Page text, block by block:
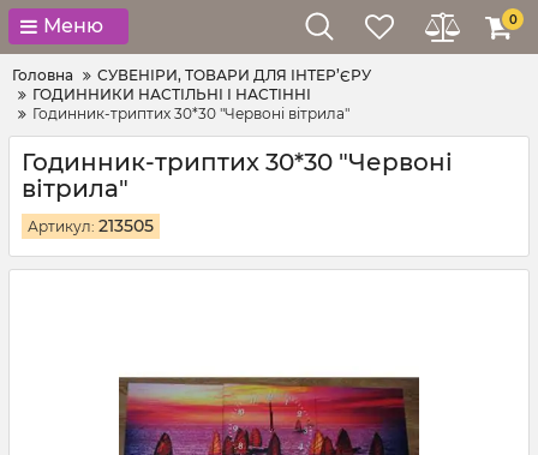
Меню 0
Головна
СУВЕНІРИ, ТОВАРИ ДЛЯ ІНТЕР’ЄРУ
ГОДИННИКИ НАСТІЛЬНІ І НАСТІННІ
Годинник-триптих 30*30 "Червоні вітрила"
Годинник-триптих 30*30 "Червоні
вітрила"
Артикул: 213505